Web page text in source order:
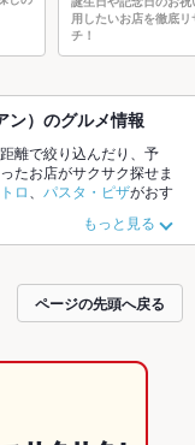
用したいお店を徹底リ
チ！
ン）のグルメ情報
離で絞り込んだり、予
たお店がサクサク探せま
ロ パスタ・ピザがおす
節のおすすめ料理など、お
る簡単便利なネット予約
メをご利用ください。
もっと見る
ページの先頭へ戻る